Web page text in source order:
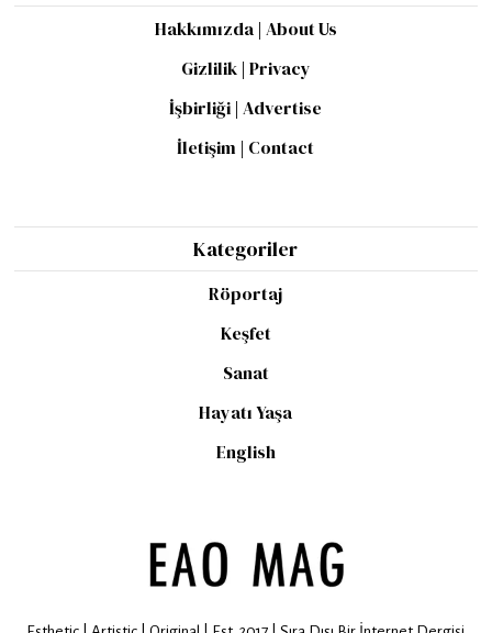
Hakkımızda | About Us
Gizlilik | Privacy
İşbirliği | Advertise
İletişim | Contact
Kategoriler
Röportaj
Keşfet
Sanat
Hayatı Yaşa
English